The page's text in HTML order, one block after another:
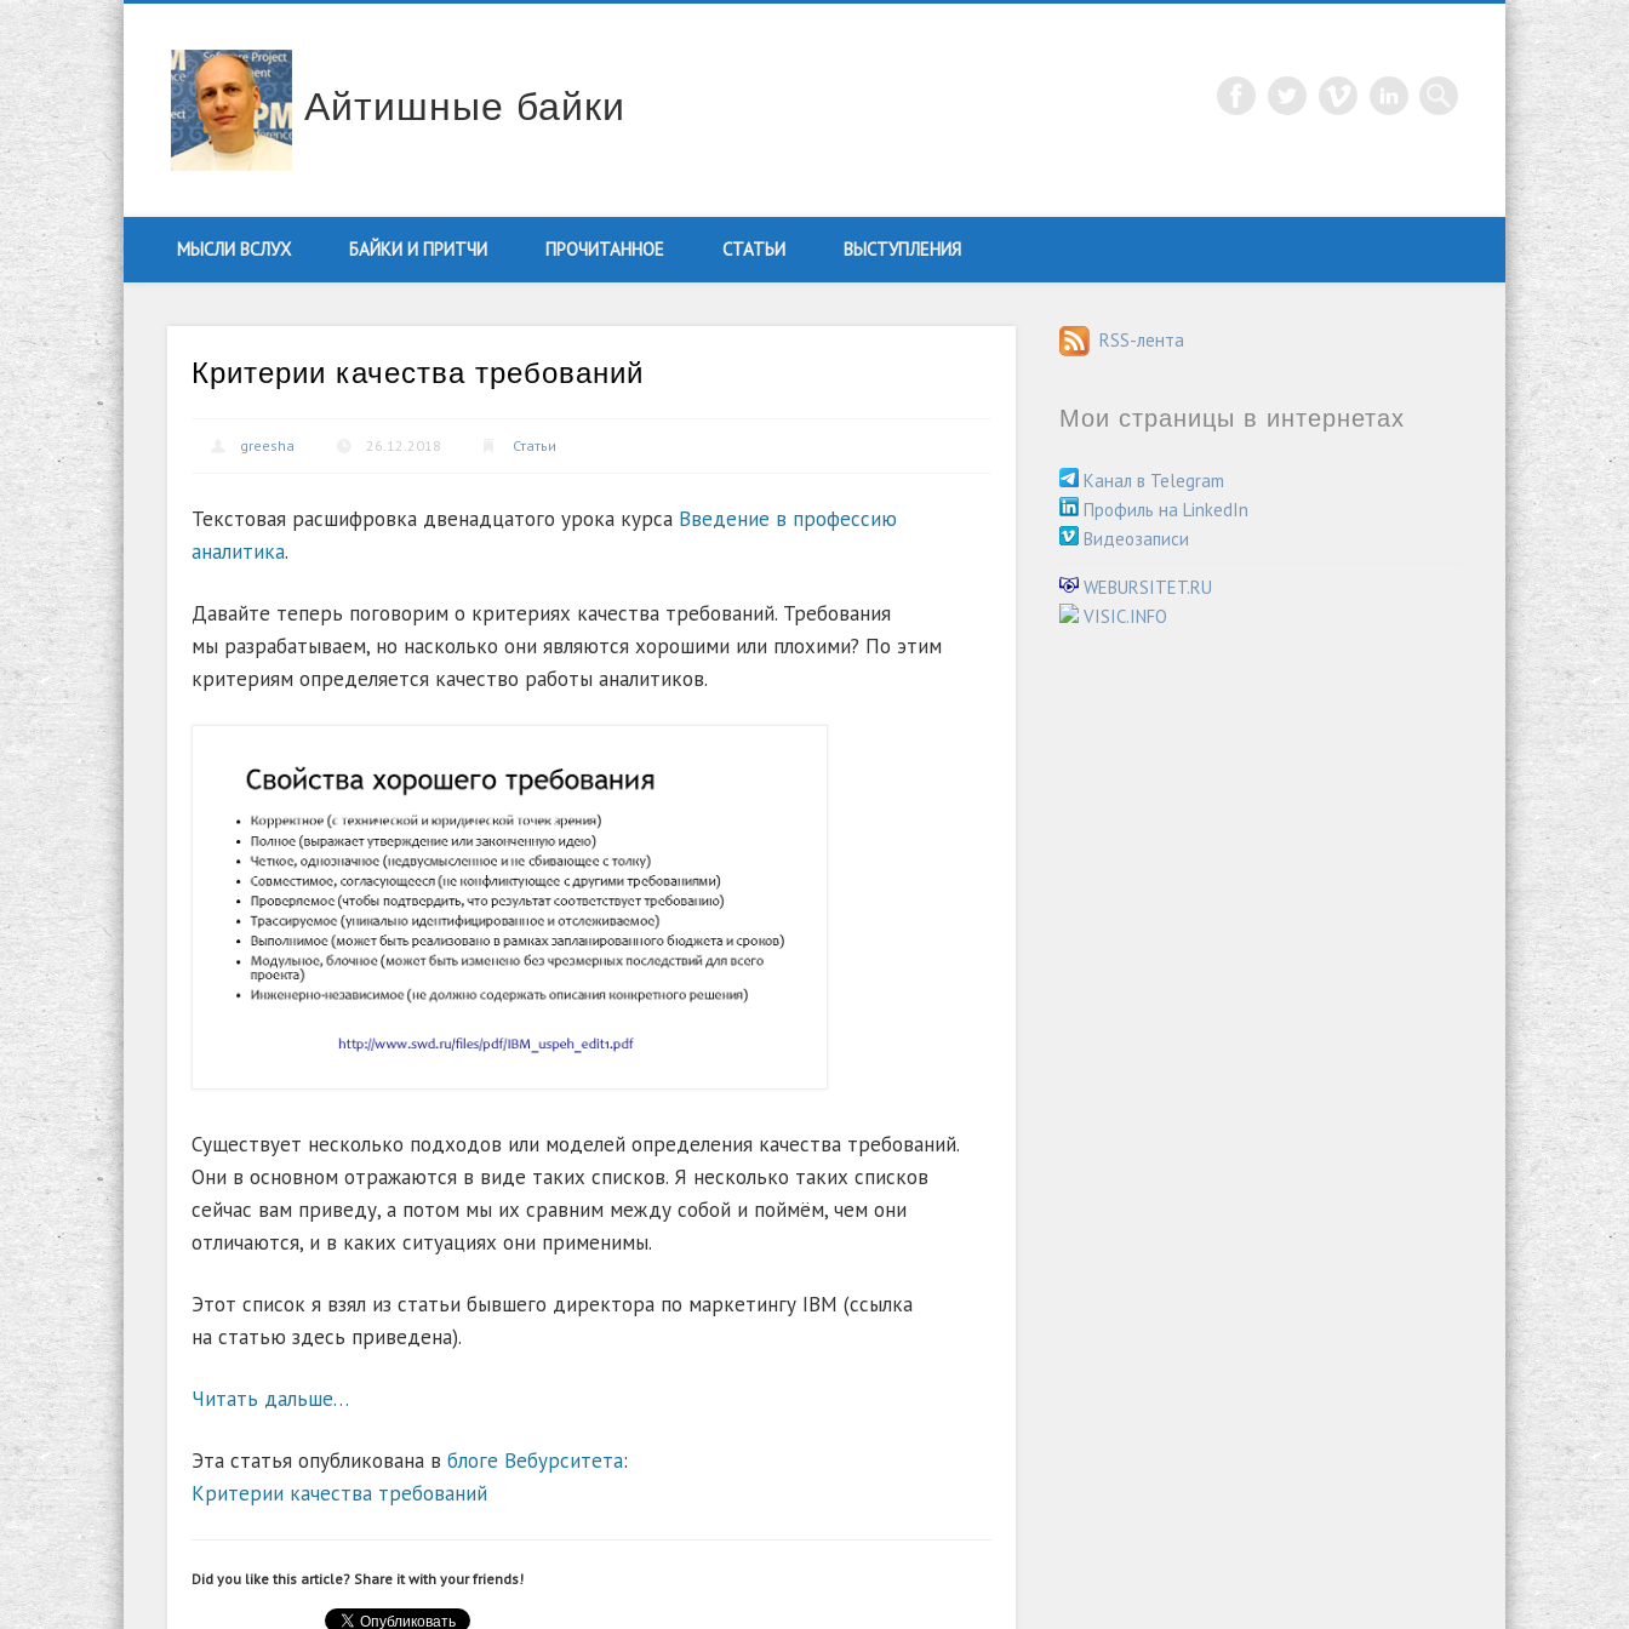
Айтишные байки
FacebookTwitterVimeo LinkedIn
МЫСЛИ ВСЛУХ БАЙКИ И ПРИТЧИ ПРОЧИТАННОЕ СТАТЬИ ВЫСТУПЛЕНИЯ
Критерии качества требований
greesha 26.12.2018 Статьи
Текстовая расшифровка двенадцатого урока курса Введение в профессию
аналитика.
Давайте теперь поговорим о критериях качества требований. Требования
мы разрабатываем, но насколько они являются хорошими или плохими? По этим
критериям определяется качество работы аналитиков.
Существует несколько подходов или моделей определения качества требований.
Они в основном отражаются в виде таких списков. Я несколько таких списков
сейчас вам приведу, а потом мы их сравним между собой и поймём, чем они
отличаются, и в каких ситуациях они применимы.
Этот список я взял из статьи бывшего директора по маркетингу IBM (ссылка
на статью здесь приведена).
Читать дальше…
Эта статья опубликована вблоге Вебурситета:
Критерии качества требований
Did you like this article? Share it with your friends!
RSS-лента
Мои страницы в интернетах
Канал в Telegram
Профиль на LinkedIn
Видеозаписи
WEBURSITET.RU
VISIC.INFO